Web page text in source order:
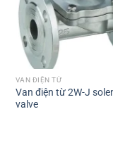
VAN ĐIỆN TỪ
Van điện từ 2W-J
valve